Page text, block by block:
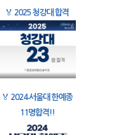
🏅 2025 청강대 합격
🏅 2024 서울대 한예종
11명합격!!